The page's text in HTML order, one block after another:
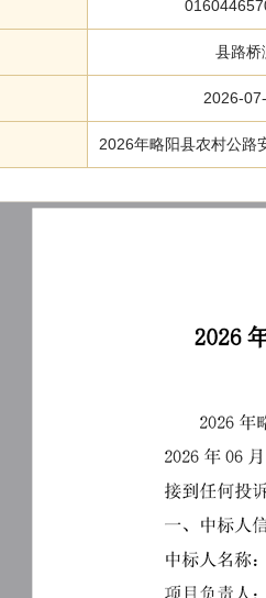
县路桥
2026-
2026年略阳县农村公路